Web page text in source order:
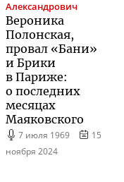
Александрович
Вероника
Полонская,
провал «Бани»
и Брики
в Париже:
о последних
месяцах
Маяковского
7 июля 1969
15
ноября 2024